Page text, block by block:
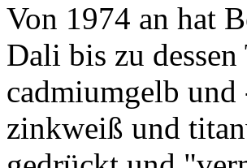
Von 1974 an hat
Dali bis zu
cadmiumgelb
zinkweiß und